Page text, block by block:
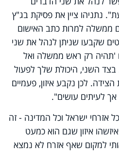
נתניהו ציין את פסיקת בג"ץ
ממשלה למרות כתב האישום
מתכוון ל-11 שופטים שקבעו שניתן לנהל את שני
'תהיה רק ראש ממשלה ואל
בצד השני, היכולת שלך לפעול
לכן נקבע איזון, פעמיים
לעיתים עושים".
אזרחי ישראל וכל המדינה - זה
איזון שגם הוא כמעט
למקום שאף אזרח לא נמצא